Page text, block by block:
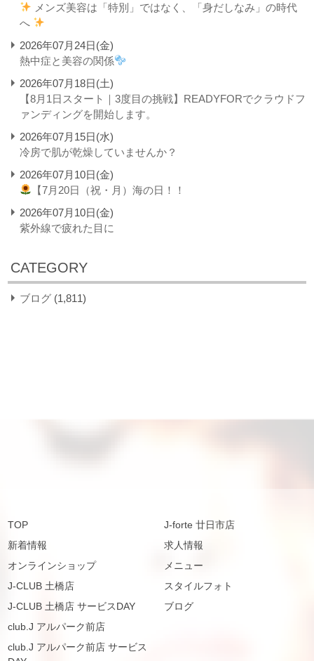
メンズ美容は「特別」ではなく、「身だしなみ」の時代
へ
2026年07月24日(金)
熱中症と美容の関係
2026年07月18日(土)
【8月1日スタート｜3度目の挑戦】READYFORでクラウドフ
ァンディングを開始します。
2026年07月15日(水)
冷房で肌が乾燥していませんか？
2026年07月10日(金)
【7月20日（祝・月）海の日！！
2026年07月10日(金)
紫外線で疲れた目に
CATEGORY
ブログ (1,811)
TOP
新着情報
オンラインショップ
J-CLUB 土橋店
J-CLUB 土橋店 サービスDAY
club.J アルパーク前店
club.J アルパーク前店 サービス
J-forte 廿日市店
求人情報
メニュー
スタイルフォト
ブログ